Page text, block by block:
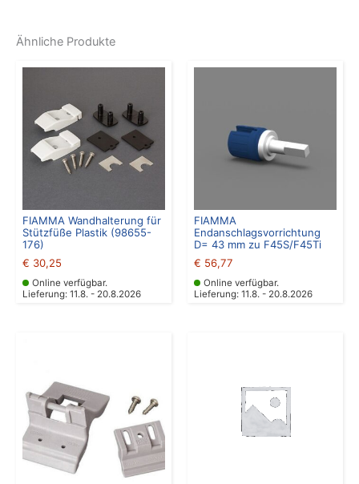
Ähnliche Produkte
FIAMMA Wandhalterung für
Stützfüße Plastik (98655-
176)
€ 30,25
Online verfügbar.
Lieferung: 11.8. - 20.8.2026
FIAMMA
Endanschlagsvorrichtung
D= 43 mm zu F45S/F45Ti
€ 56,77
Online verfügbar.
Lieferung: 11.8. - 20.8.2026